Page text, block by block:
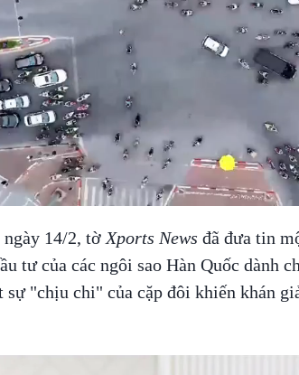
14/2, tờ Xports News đã đưa tin
tư của các ngôi sao Hàn Quốc dành
sự "chịu chi" của cặp đôi khiến khán